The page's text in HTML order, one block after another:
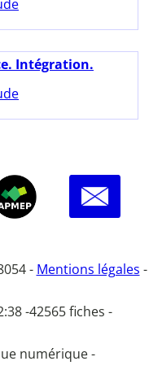
Intégration.
- Mentions légales -
-42565 fiches -
numérique -